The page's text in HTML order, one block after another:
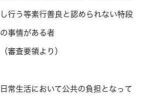
し行う等素行善良と認められない特段
の事情がある者
（審査要領より）
日常生活において公共の負担となって